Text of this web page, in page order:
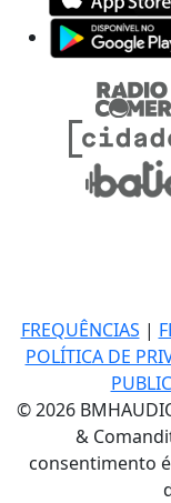
FREQUÊNCIAS |
POLÍTICA DE
© 2026
&
consentimento